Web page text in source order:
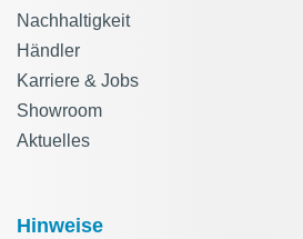
Nachhaltigkeit
Händler
Karriere & Jobs
Showroom
Aktuelles
Hinweise